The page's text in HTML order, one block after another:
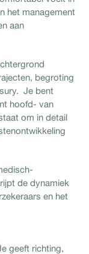
het management
aan
begroting
Je bent
hoofd- van
om in detail
de dynamiek
en het
geeft richting,